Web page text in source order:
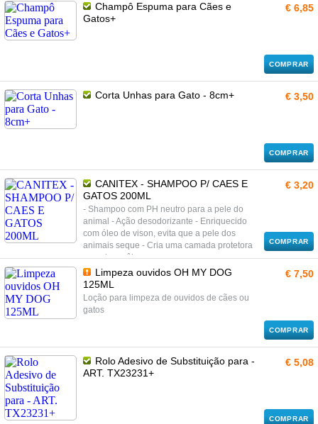
Champô Espuma para Cães e
Gatos+
€ 6,85
COMPRAR
Corta Unhas para Gato - 8cm+ € 3,50
COMPRAR
CANITEX - SHAMPOO P/ CAES E
GATOS 200ML
- Shampoo com PH neutro para a pele do
animal - Ação desodorizante - Enriquecido
com óleo de vison, evita que a pele dos
animais seque - Cria uma camada protetora
na pele e pêlo
€ 3,20
COMPRAR
Limpeza ouvidos OH MY DOG
125ML
Loção para limpeza de ouvidos de cães ou
gatos
€ 7,50
COMPRAR
Rolo Adesivo de Substituição para -
ART. TX23231+
€ 5,08
COMPRAR